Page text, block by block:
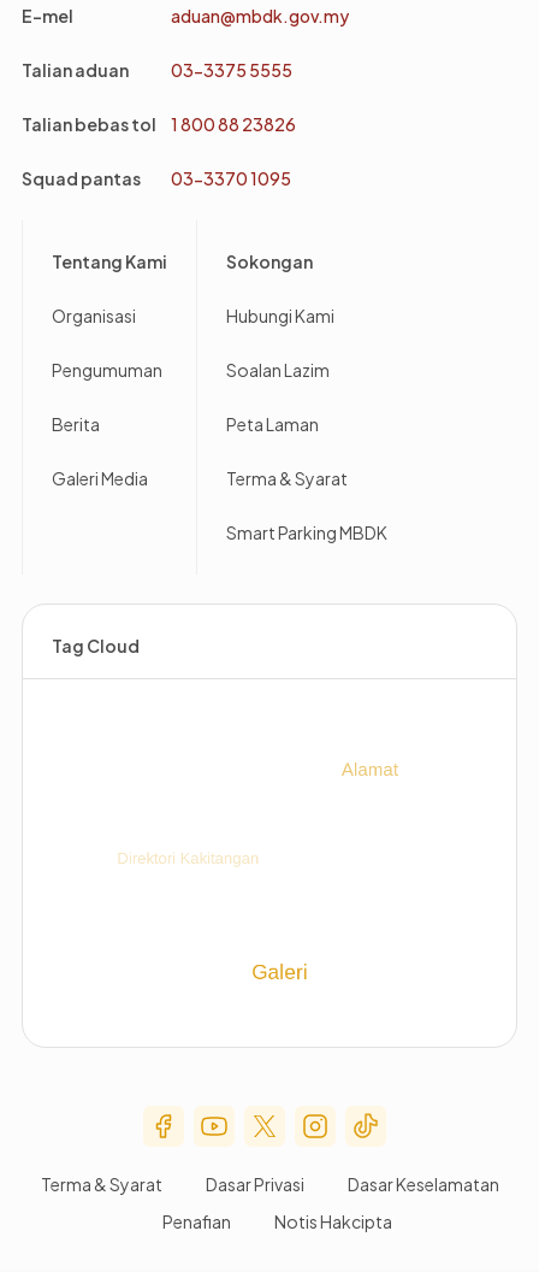
E-mel aduan@mbdk.gov.my
Talian aduan 03-3375 5555
Talian bebas tol 1 800 88 23826
Squad pantas 03-3370 1095
Tentang Kami
Organisasi
Pengumuman
Berita
Galeri Media
Sokongan
Hubungi Kami
Soalan Lazim
Peta Laman
Terma & Syarat
Smart Parking MBDK
Tag Cloud
Social Media Menu
Terma & Syarat Dasar Privasi
Dasar Keselamatan
Penafian
Notis Hakcipta